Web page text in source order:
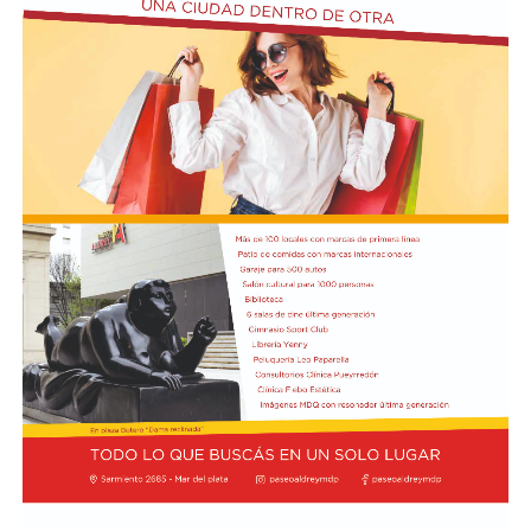
de Red Bull, aparecen en la segunda posición
compartida y completan el podio con 8 de valoración
cada uno. El cuarto puesto tiene un triple empate entre
Pierre Gasly, compañero de Colapinto en Alpine; Liam
Lawson, de Racing Bulls; y George Russell, de Mercedes,
todos con 7,6.
Por detrás, el debutante Arvid Lindblad, de Racing Bulls,
está igualado con el vigente campeón Lando Norris, de
McLaren, en el séptimo lugar, los dos con un puntaje de
7,5. A su vez, Charles Leclerc, de Ferrari, figura en el
noveno puesto en soledad, con una valoración de 7,4.
Finalmente, Colapinto y Hadjar están igualados en el
décimo con 7,0 cada uno.
La propia página web oficial de la F1 acompañó la
puntuación de cada piloto con un análisis escrito sobre